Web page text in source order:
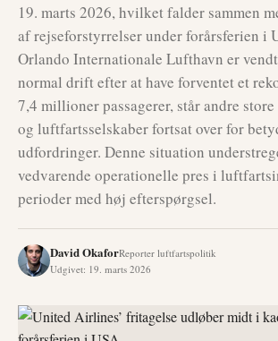
19. marts 2026, hvilket falder sammen
af rejseforstyrrelser under forårsferien i
Orlando Internationale Lufthavn er
normal drift efter at have forventet et
7,4 millioner passagerer, står andre
og luftfartsselskaber fortsat over for
udfordringer. Denne situation
vedvarende operationelle pres i
perioder med høj efterspørgsel.
David OkaforReporter luftfartspolitik
Udgivet: 19. marts 2026